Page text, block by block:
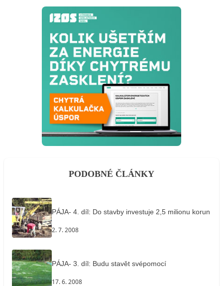
PODOBNÉ ČLÁNKY
PÁJA- 4. díl: Do stavby investuje 2,5 milionu korun
2. 7. 2008
PÁJA- 3. díl: Budu stavět svépomocí
17. 6. 2008